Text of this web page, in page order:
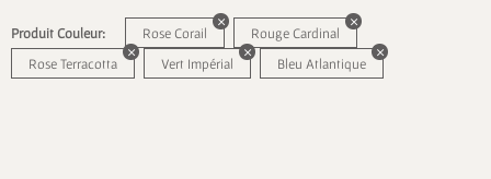
Produit Couleur: Rose Corail
Rouge Cardinal
Rose Terracotta
Vert Impérial Bleu Atlantique